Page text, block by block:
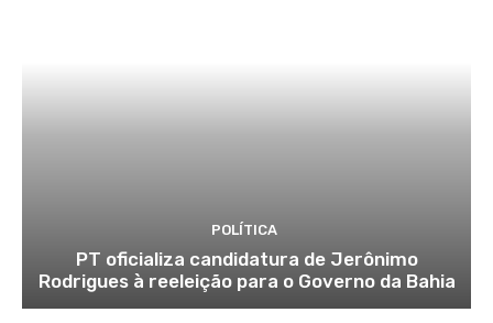
POLÍTICA
PT oficializa candidatura de Jerônimo
Rodrigues à reeleição para o Governo da Bahia